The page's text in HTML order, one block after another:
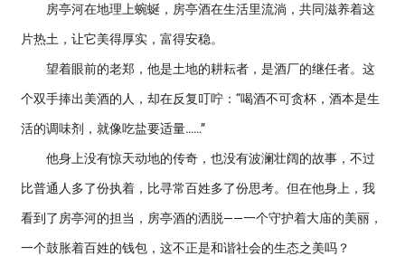
房亭河在地理上蜿蜒，房亭酒在生活里流淌，共同滋养着这
片热土，让它美得厚实，富得安稳。
望着眼前的老郑，他是土地的耕耘者，是酒厂的继任者。这
个双手捧出美酒的人，却在反复叮咛：“喝酒不可贪杯，酒本是生
活的调味剂，就像吃盐要适量……”
他身上没有惊天动地的传奇，也没有波澜壮阔的故事，不过
比普通人多了份执着，比寻常百姓多了份思考。但在他身上，我
看到了房亭河的担当，房亭酒的洒脱——一个守护着大庙的美丽，
一个鼓胀着百姓的钱包，这不正是和谐社会的生态之美吗？